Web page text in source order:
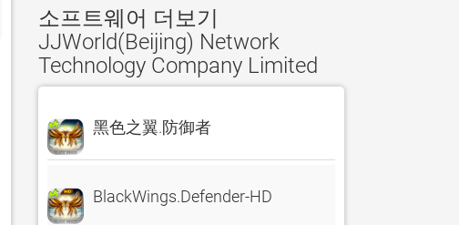
소프트웨어 더보기
JJWorld(Beijing) Network
Technology Company Limited
黑色之翼.防御者
BlackWings.Defender-HD